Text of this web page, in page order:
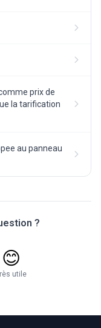
prix de
la tarification
au panneau
?
😊
utile